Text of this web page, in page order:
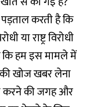
करती है कि
या राष्ट्र विरोधी
कि हम इस मामले में
खोज खबर लेना
करने की जगह और